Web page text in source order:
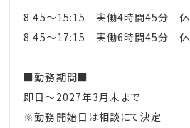
8:45～15:15 実働4時間45分
8:45～17:15 実働6時間45分
■勤務期間■
即日～2027年3月末まで
※勤務開始日は相談にて決定